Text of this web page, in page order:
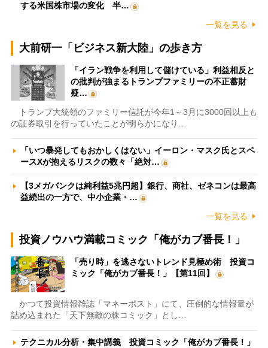
する米国株市場の変化 半…
一覧を見る
大前研一「ビジネス新大陸」の歩き方
「イラン戦争を利用して儲けている」利益相反と
の批判が強まるトランプファミリーの不正蓄財
疑…
トランプ大統領のファミリー信託が今年1～3月に3000回以上も
の証券取引を行っていたことが明らかになり…
「いつ暴発してもおかしくはない」イーロン・マスク氏とスペ
ースXが抱えるリスクの数々「絶対…
【3メガバンクは純利益5兆円超】銀行、商社、ゼネコンは最高
益続出の一方で、中小企業・…
一覧を見る
投資ノウハウ満載コミック「俺がカブ番長！」
「売り時」を逃さないトレンド見極め術 投資コ
ミック「俺がカブ番長！」【第11回】
かつて投資情報雑誌「マネーポスト」にて、圧倒的な情報量が
詰め込まれた「天下無敵の株コミック」とし…
テクニカル分析・集中講義 投資コミック「俺がカブ番長！」